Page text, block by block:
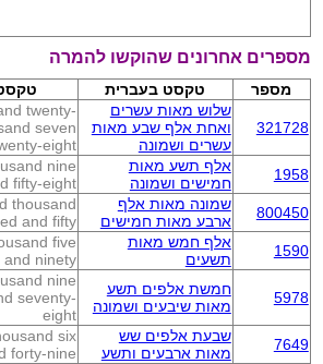
מספרים אחרונים שהוקשו להמרה
מספר טקסט בעברית
321728
שלוש מאות עשרים
ואחת אלף שבע מאות
עשרים ושמונה
twenty-
seven
eight
1958
אלף תשע מאות
חמישים ושמונה
nine
fifty-eight
800450
שמונה מאות אלף
ארבע מאות חמישים
thousand
and fifty
1590
אלף חמש מאות
תשעים
five
and ninety
5978
חמשת אלפים תשע
מאות שיבעים ושמונה
nine
seventy-
eight
7649
שבעת אלפים שש
מאות ארבעים ותשע
six
forty-nine